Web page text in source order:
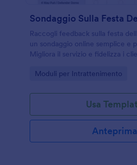
Raccogli feedback sulla festa
un sondaggio online semplice e
Migliora il servizio e fidelizza i
Go to Category:
Moduli per Intrattenimento
Usa
Anteprima